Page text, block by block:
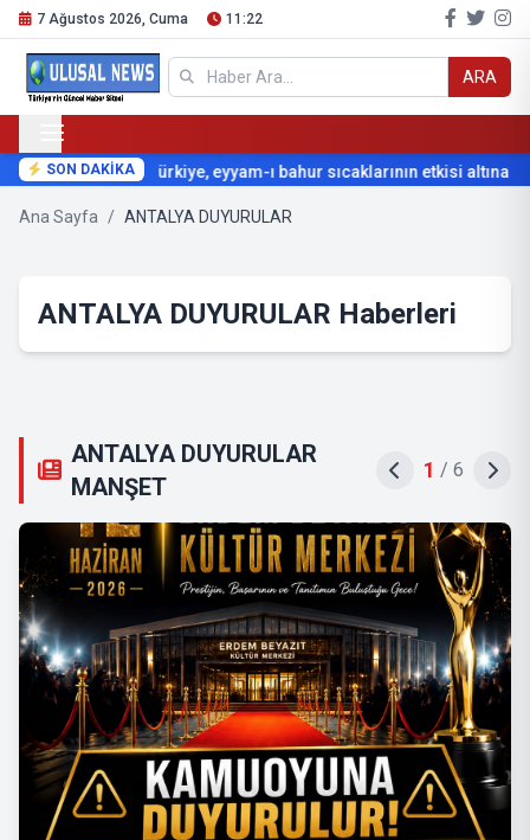
7 Ağustos 2026, Cuma 11:22
ARA
SON DAKİKATürkiye, eyyam-ı bahur sıcaklarının etkisi altına
Ana Sayfa / ANTALYA DUYURULAR
ANTALYA DUYURULAR Haberleri
ANTALYA DUYURULAR
MANŞET
2 / 6